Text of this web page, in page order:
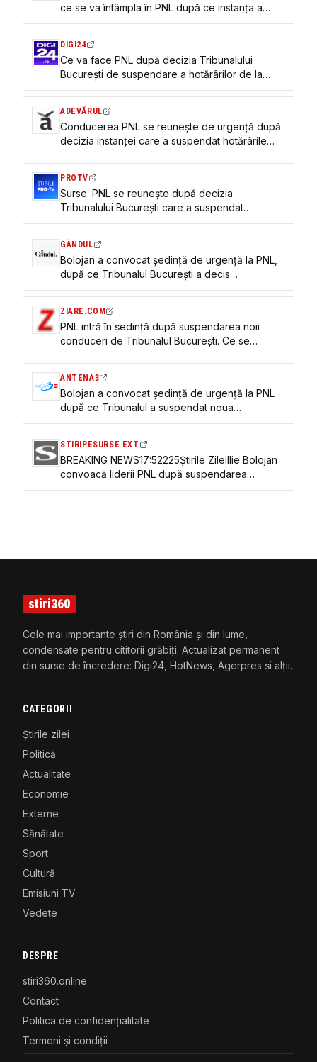
ce se va întâmpla în PNL după ce instanța a
suspendat deciziile Congresului. „Majoritățile nu
DIGI24
Ce va face PNL după decizia Tribunalului
București de suspendare a hotărârilor de la
Congres. „Nu a dat dreptate contestatarilor”
ADEVĂRUL
Conducerea PNL se reunește de urgență după
decizia instanței care a suspendat hotărârile
Congresului
PROTV
Surse: PNL se reunește după decizia
Tribunalului București care a suspendat
hotărârile Congresului extrordinar
GÂNDUL
Bolojan a convocat ședință de urgență la PNL,
după ce Tribunalul București a decis
suspendarea hotărârilor Congresului liberalilor –
ZIARE.COM
PNL intră în ședință după suspendarea noii
conduceri de Tribunalul București. Ce se
decide în această seară
ANTENA3
Bolojan a convocat ședință de urgență la PNL
după ce Tribunalul a suspendat noua
conducere aleasă la Congres
STIRIPESURSE EXT
BREAKING NEWS17:52225Știrile ZileiIlie Bolojan
convoacă liderii PNL după suspendarea
hotărârilor Congresului de către Tribunalul
stiri360
Cele mai importante știri din România și din lume,
condensate pentru cititorii grăbiți. Actualizat permanent
din surse de încredere: Digi24, HotNews, Agerpres și alții.
CATEGORII
Știrile zilei
Politică
Actualitate
Economie
Externe
Sănătate
Sport
Cultură
Emisiuni TV
Vedete
DESPRE
stiri360.online
Contact
Politica de confidențialitate
Termeni și condiții